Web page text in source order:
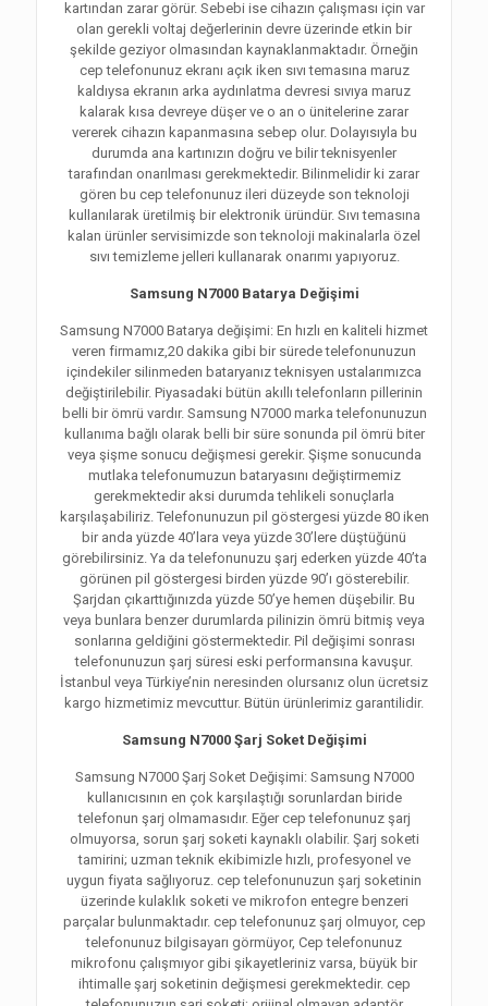
kartından zarar görür. Sebebi ise cihazın çalışması için var
olan gerekli voltaj değerlerinin devre üzerinde etkin bir
şekilde geziyor olmasından kaynaklanmaktadır. Örneğin
cep telefonunuz ekranı açık iken sıvı temasına maruz
kaldıysa ekranın arka aydınlatma devresi sıvıya maruz
kalarak kısa devreye düşer ve o an o ünitelerine zarar
vererek cihazın kapanmasına sebep olur. Dolayısıyla bu
durumda ana kartınızın doğru ve bilir teknisyenler
tarafından onarılması gerekmektedir. Bilinmelidir ki zarar
gören bu cep telefonunuz ileri düzeyde son teknoloji
kullanılarak üretilmiş bir elektronik üründür. Sıvı temasına
kalan ürünler servisimizde son teknoloji makinalarla özel
sıvı temizleme jelleri kullanarak onarımı yapıyoruz.
Samsung N7000 Batarya Değişimi
Samsung N7000 Batarya değişimi: En hızlı en kaliteli hizmet
veren firmamız,20 dakika gibi bir sürede telefonunuzun
içindekiler silinmeden bataryanız teknisyen ustalarımızca
değiştirilebilir. Piyasadaki bütün akıllı telefonların pillerinin
belli bir ömrü vardır. Samsung N7000 marka telefonunuzun
kullanıma bağlı olarak belli bir süre sonunda pil ömrü biter
veya şişme sonucu değişmesi gerekir. Şişme sonucunda
mutlaka telefonumuzun bataryasını değiştirmemiz
gerekmektedir aksi durumda tehlikeli sonuçlarla
karşılaşabiliriz. Telefonunuzun pil göstergesi yüzde 80 iken
bir anda yüzde 40’lara veya yüzde 30’lere düştüğünü
görebilirsiniz. Ya da telefonunuzu şarj ederken yüzde 40’ta
görünen pil göstergesi birden yüzde 90’ı gösterebilir.
Şarjdan çıkarttığınızda yüzde 50’ye hemen düşebilir. Bu
veya bunlara benzer durumlarda pilinizin ömrü bitmiş veya
sonlarına geldiğini göstermektedir. Pil değişimi sonrası
telefonunuzun şarj süresi eski performansına kavuşur.
İstanbul veya Türkiye’nin neresinden olursanız olun ücretsiz
kargo hizmetimiz mevcuttur. Bütün ürünlerimiz garantilidir.
Samsung N7000 Şarj Soket Değişimi
Samsung N7000 Şarj Soket Değişimi: Samsung N7000
kullanıcısının en çok karşılaştığı sorunlardan biride
telefonun şarj olmamasıdır. Eğer cep telefonunuz şarj
olmuyorsa, sorun şarj soketi kaynaklı olabilir. Şarj soketi
tamirini; uzman teknik ekibimizle hızlı, profesyonel ve
uygun fiyata sağlıyoruz. cep telefonunuzun şarj soketinin
üzerinde kulaklık soketi ve mikrofon entegre benzeri
parçalar bulunmaktadır. cep telefonunuz şarj olmuyor, cep
telefonunuz bilgisayarı görmüyor, Cep telefonunuz
mikrofonu çalışmıyor gibi şikayetleriniz varsa, büyük bir
ihtimalle şarj soketinin değişmesi gerekmektedir. cep